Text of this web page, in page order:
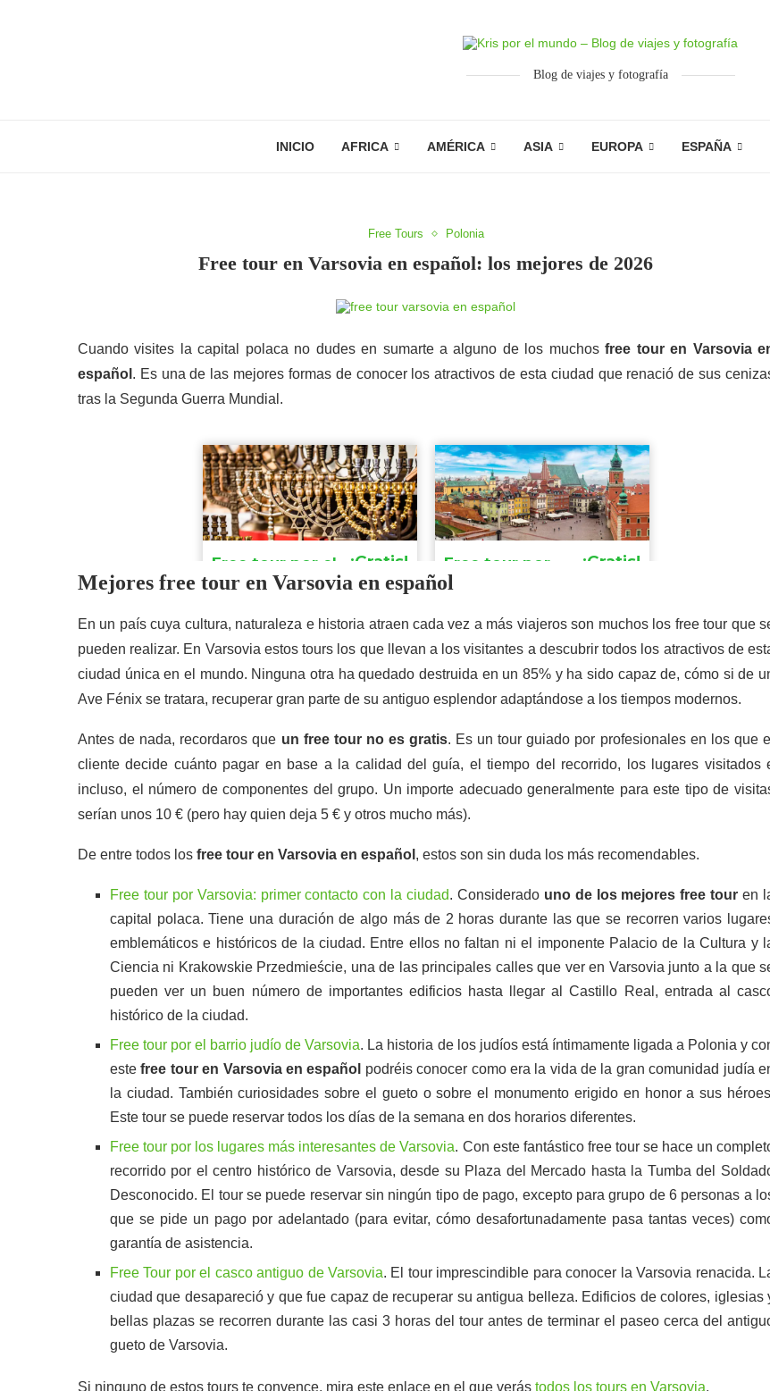
Blog de viajes y fotografía
INICIO AFRICA AMÉRICA ASIA EUROPA ESPAÑA
Free Tours Polonia
Free tour en Varsovia en español: los mejores de 2026
Cuando visites la capital polaca no dudes en sumarte a alguno de los muchosfree tour en Varsovia
español . Es una de las mejores formas de conocer los atractivos de esta ciudad que renació de sus
tras la Segunda Guerra Mundial.
Mejores free tour en Varsovia en español
En un país cuya cultura, naturaleza e historia atraen cada vez a más viajeros son muchos los free tour que
pueden realizar. En Varsovia estos tours los que llevan a los visitantes a descubrir todos los atractivos de
ciudad única en el mundo. Ninguna otra ha quedado destruida en un 85% y ha sido capaz de, cómo si de
Ave Fénix se tratara, recuperar gran parte de su antiguo esplendor adaptándose a los tiempos modernos.
Antes de nada, recordaros que un free tour no es gratis. Es un tour guiado por profesionales en los que el
cliente decide cuánto pagar en base a la calidad del guía, el tiempo del recorrido, los lugares visitados
incluso, el número de componentes del grupo. Un importe adecuado generalmente para este tipo de
serían unos 10 € (pero hay quien deja 5 € y otros mucho más).
De entre todos los free tour en Varsovia en español , estos son sin duda los más recomendables.
Free tour por Varsovia: primer contacto con la ciudad. Considerado uno de los mejores free tour en
capital polaca. Tiene una duración de algo más de 2 horas durante las que se recorren varios
emblemáticos e históricos de la ciudad. Entre ellos no faltan ni el imponente Palacio de la Cultura y
Ciencia ni Krakowskie Przedmieście, una de las principales calles que ver en Varsovia junto a la que
pueden ver un buen número de importantes edificios hasta llegar al Castillo Real, entrada al
histórico de la ciudad.
Free tour por el barrio judío de Varsovia. La historia de los judíos está íntimamente ligada a Polonia y
estefree tour en Varsovia en español podréis conocer como era la vida de la gran comunidad judía
la ciudad. También curiosidades sobre el gueto o sobre el monumento erigido en honor a sus
Este tour se puede reservar todos los días de la semana en dos horarios diferentes.
Free tour por los lugares más interesantes de Varsovia. Con este fantástico free tour se hace un
recorrido por el centro histórico de Varsovia, desde su Plaza del Mercado hasta la Tumba del
Desconocido. El tour se puede reservar sin ningún tipo de pago, excepto para grupo de 6 personas a
que se pide un pago por adelantado (para evitar, cómo desafortunadamente pasa tantas veces)
garantía de asistencia.
Free Tour por el casco antiguo de Varsovia. El tour imprescindible para conocer la Varsovia renacida.
ciudad que desapareció y que fue capaz de recuperar su antigua belleza. Edificios de colores, iglesias
bellas plazas se recorren durante las casi 3 horas del tour antes de terminar el paseo cerca del
gueto de Varsovia.
Si ninguno de estos tours te convence, mira este enlace en el que verás todos los tours en Varsovia.